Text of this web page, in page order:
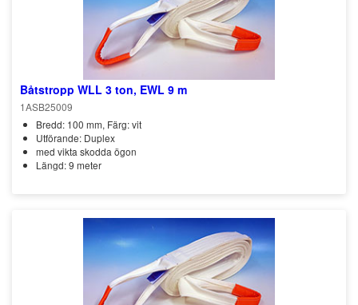
Båtstropp WLL 3 ton, EWL 9 m
1ASB25009
Bredd: 100 mm, Färg: vit
Utförande: Duplex
med vikta skodda ögon
Längd: 9 meter